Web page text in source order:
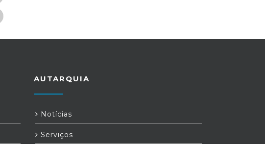
AUTARQUIA
Notícias
Serviços